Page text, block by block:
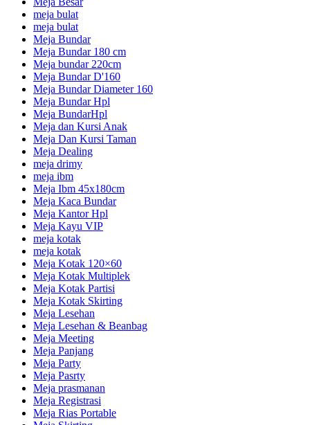
meja bulat
meja bulat
Meja Bundar
Meja Bundar 180 cm
Meja bundar 220cm
Meja Bundar D'160
Meja Bundar Diameter 160
Meja Bundar Hpl
Meja BundarHpl
Meja dan Kursi Anak
Meja Dan Kursi Taman
Meja Dealing
meja drimy
meja ibm
Meja Ibm 45x180cm
Meja Kaca Bundar
Meja Kantor Hpl
Meja Kayu VIP
meja kotak
meja kotak
Meja Kotak 120×60
Meja Kotak Multiplek
Meja Kotak Partisi
Meja Kotak Skirting
Meja Lesehan
Meja Lesehan & Beanbag
Meja Meeting
Meja Panjang
Meja Party
Meja Pasrty
Meja prasmanan
Meja Registrasi
Meja Rias Portable